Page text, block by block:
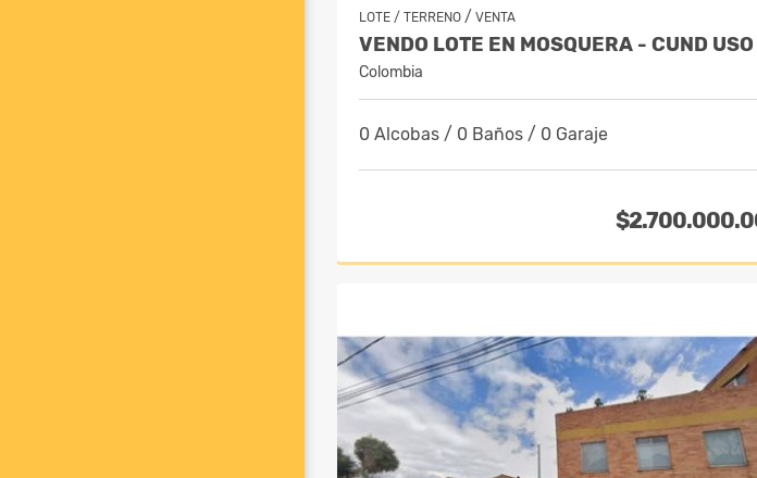
LOTE / TERRENO / VENTA
Colombia
0 Alcobas / 0 Baños / 0 Garaje